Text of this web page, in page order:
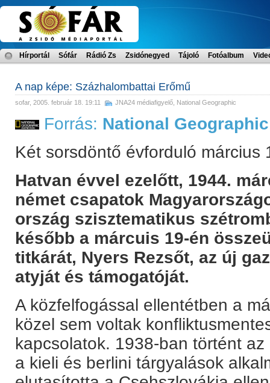
Hírportál Sófár Rádió Zs Zsidónegyed Tájoló Fotóalbum
A nap képe: Százhalombattai Erőmű
sofar, 2005. február 18. 19:11 JNA24 médiafigyelő National Geographic
Forrás: National Geographic
Két sorsdöntő évforduló március
Hatvan évvel ezelőtt, 1944.
német csapatok
ország szisztematikus
később a márcuis 19-én
titkárát, Nyers Rezsőt, az új
atyját és támogatóját.
A közfelfogással ellentétben a
közel sem voltak
kapcsolatok. 1938-ban történt
a kieli és berlini tárgyalások